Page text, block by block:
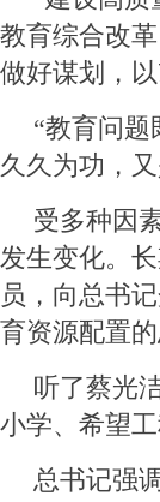
教育综合改
做好谋划，
“教育问
久久为功，
受多种因
发生变化。
员，向总书
育资源配置的
听了蔡光
小学、希望
总书记强